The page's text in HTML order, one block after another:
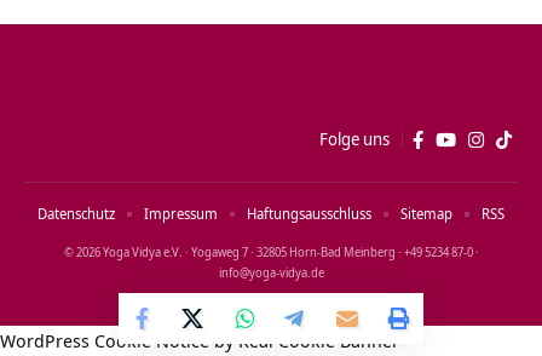
Folge uns
© 2026 Yoga Vidya e.V. · Yogaweg 7 · 32805 Horn‑Bad Meinberg · +49 5234 87‑0 ·
info@yoga‑vidya.de
Datenschutz Impressum Haftungsausschluss Sitemap RSS
WordPress Cookie Notice by Real Cookie Banner